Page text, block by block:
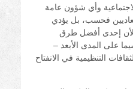
وأي شؤون عامة
فحسب، بل يؤدي
لأن إحدى أفضل طرق
على المدى الأبعد –
التنظيمية في الانفتاح